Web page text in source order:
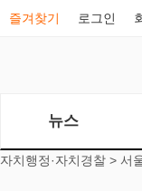
즐겨찾기 로그인
뉴스
자치행정·자치경찰 > 서